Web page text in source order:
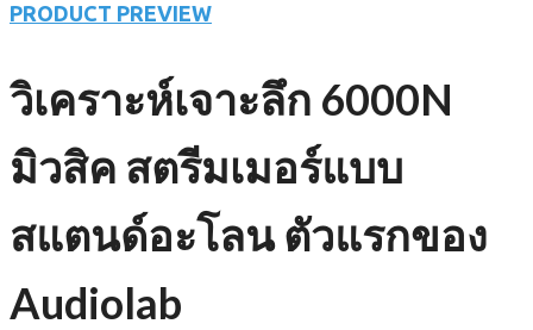
PRODUCT PREVIEW
วิเคราะห์เจาะลึก 6000N
มิวสิค สตรีมเมอร์แบบ
สแตนด์อะโลน ตัวแรกของ
Audiolab